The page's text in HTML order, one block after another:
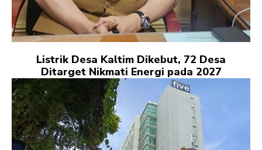
Listrik Desa Kaltim Dikebut, 72 Desa
Ditarget Nikmati Energi pada 2027